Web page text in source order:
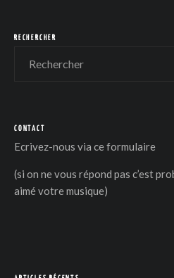
RECHERCHER
CONTACT
Ecrivez-nous via ce formulaire
(si on ne vous répond pas c’est
aimé votre musique)